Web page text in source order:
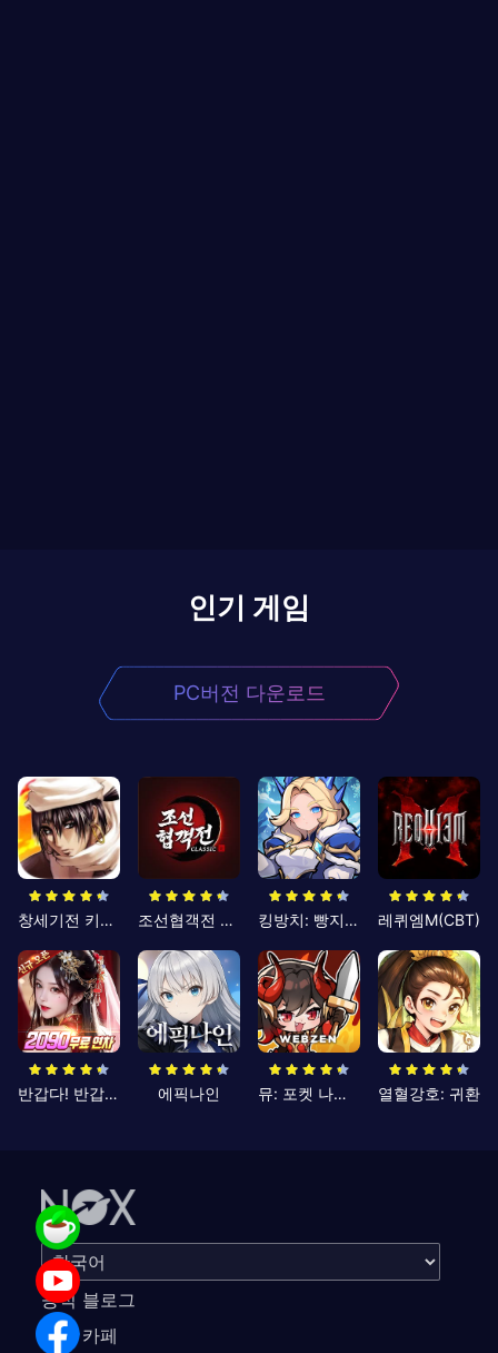
인기 게임
PC버전 다운로드
창세기전 키우기 조선협객전 클래식 킹방치: 빵지의 제왕 레퀴엠M(CBT)
반갑다! 반갑삼국지 에픽나인 뮤: 포켓 나이츠 열혈강호: 귀환
공식 블로그
공식 카페